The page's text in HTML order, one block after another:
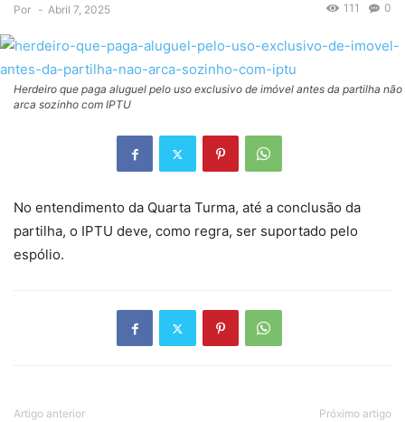
Por - Abril 7, 2025 0
111
Herdeiro que paga aluguel pelo uso exclusivo de imóvel antes da partilha não
arca sozinho com IPTU
No entendimento da Quarta Turma, até a conclusão da
partilha, o IPTU deve, como regra, ser suportado pelo
espólio.
Artigo anterior Próximo artigo